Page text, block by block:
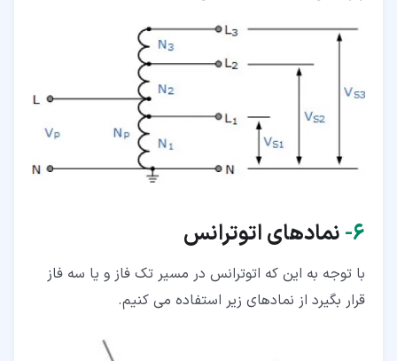
۶‏- نمادهای اتوترانس
با توجه به این که اتوترانس در مسیر تک فاز و یا سه فاز
قرار بگیرد از نمادهای زیر استفاده می کنیم.